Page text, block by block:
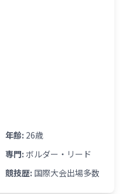
年齢: 26歳
専門: ボルダー・リード
競技歴: 国際大会出場多数